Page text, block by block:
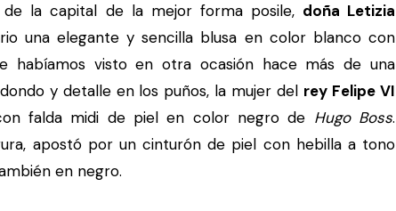
de la capital de la mejor forma posile, doña Letizia
una elegante y sencilla blusa en color blanco con
habíamos visto en otra ocasión hace más de una
y detalle en los puños, la mujer del rey Felipe VI
falda midi de piel en color negro de Hugo Boss.
apostó por un cinturón de piel con hebilla a tono
en negro.